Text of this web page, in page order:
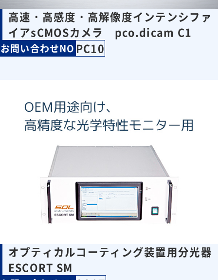
高速・高感度・高解像度インテンシファ
イアsCMOSカメラ pco.dicam C1
お問い合わせNO PC10
オプティカルコーティング装置用分光器
ESCORT SM